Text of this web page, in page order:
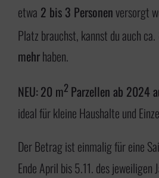
etwa 2 bis 3 Personenversorgt
Platz brauchst, kannst du auch ca.
mehrhaben.
NEU: 20 m2 Parzellen ab 2024
ideal für kleine Haushalte und
Der Betrag ist einmalig für eine
Ende April bis 5.11. des jeweiligen